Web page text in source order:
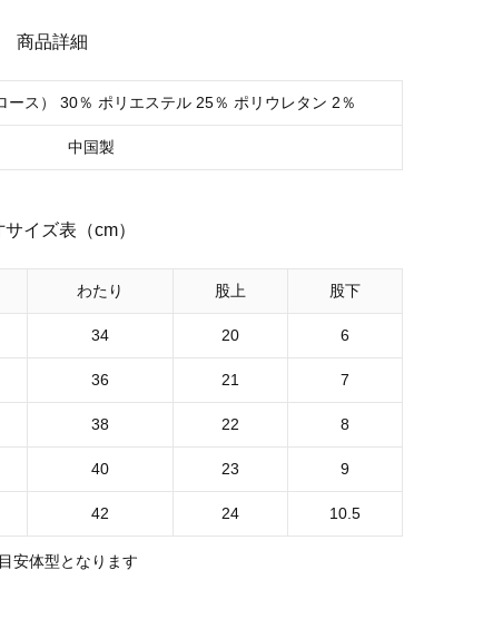
商品詳細
ース） 30％ ポリエステル 25％ ポリウレタン 2％
中国製
イズ表（cm）
わたり 股上 股下
34 20 6
36 21 7
38 22 8
40 23 9
42 24 10.5
安体型となります